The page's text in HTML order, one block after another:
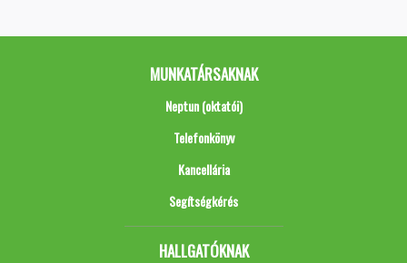
MUNKATÁRSAKNAK
Neptun (oktatói)
Telefonkönyv
Kancellária
Segítségkérés
HALLGATÓKNAK